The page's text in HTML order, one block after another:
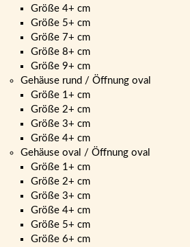
Größe 4+ cm
Größe 5+ cm
Größe 7+ cm
Größe 8+ cm
Größe 9+ cm
Gehäuse rund / Öffnung oval
Größe 1+ cm
Größe 2+ cm
Größe 3+ cm
Größe 4+ cm
Gehäuse oval / Öffnung oval
Größe 1+ cm
Größe 2+ cm
Größe 3+ cm
Größe 4+ cm
Größe 5+ cm
Größe 6+ cm